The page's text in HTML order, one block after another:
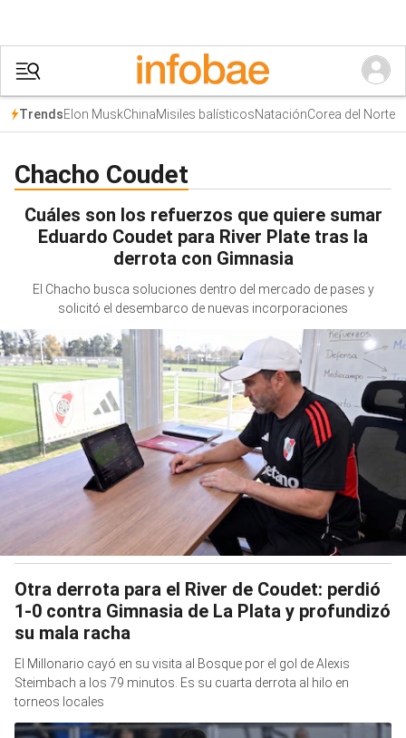
TrendsElon MuskChinaMisiles balísticosNataciónCorea del Norte
Chacho Coudet
Cuáles son los refuerzos que quiere sumar
Eduardo Coudet para River Plate tras la
derrota con Gimnasia
El Chacho busca soluciones dentro del mercado de pases y
solicitó el desembarco de nuevas incorporaciones
Otra derrota para el River de Coudet: perdió
1-0 contra Gimnasia de La Plata y profundizó
su mala racha
El Millonario cayó en su visita al Bosque por el gol de Alexis
Steimbach a los 79 minutos. Es su cuarta derrota al hilo en
torneos locales